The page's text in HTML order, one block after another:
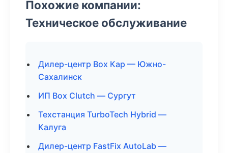
Похожие компании:
Техническое обслуживание
Дилер-центр Box Кар — Южно-
Сахалинск
ИП Box Clutch — Сургут
Техстанция TurboTech Hybrid —
Калуга
Дилер-центр FastFix AutoLab —